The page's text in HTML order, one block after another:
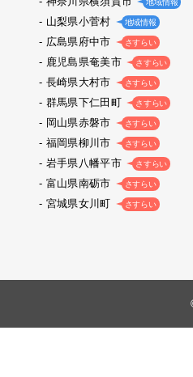
地域情報
山梨県小菅村 地域情報
広島県府中市 さすらい
鹿児島県奄美市 さすらい
長崎県大村市 さすらい
群馬県下仁田町 さすらい
岡山県赤磐市 さすらい
福岡県柳川市 さすらい
岩手県八幡平市 さすらい
富山県南砺市 さすらい
宮城県女川町 さすらい